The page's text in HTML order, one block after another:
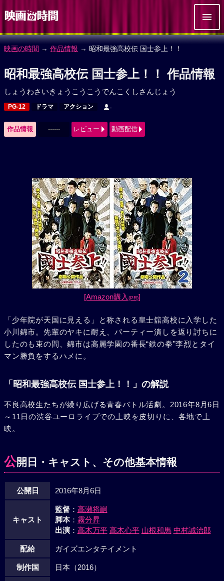
映画の時間 → 作品情報 → 昭和最強高校伝 国士参上！！
昭和最強高校伝 国士参上！！ 作品情報
しょうわさいきょうこうこうでんこくしさんじょう
PG-12 ドラマ アクション -
作品情報 ------ レビュー 動画配信
[Amazon購入 (PR)]
「少年院が天国に見える」と称される皇士舘高校に入学した
小川錦市。先輩のヤキに耐え、パーティー潰しを返り討ちに
したのも束の間、錦市は高麗学園の番長“鉄の拳”李烈とタイ
マン勝負をするハメに。
「昭和最強高校伝 国士参上！！」の解説
不良高校生たちが繰り広げる青春バトル活劇。2016年8月6日
～11日の渋谷ユーロライブでの上映を皮切りに、各地で上
映。
公開日・キャスト、その他基本情報
公開日 2016年8月6日
キャスト
監督： 高瀬将嗣
脚本： 霧分昇
出演： 高木万平 高木心平 山根和馬 中村誠治郎
配給 ガイズエンタテイメント
制作国 日本（2016）